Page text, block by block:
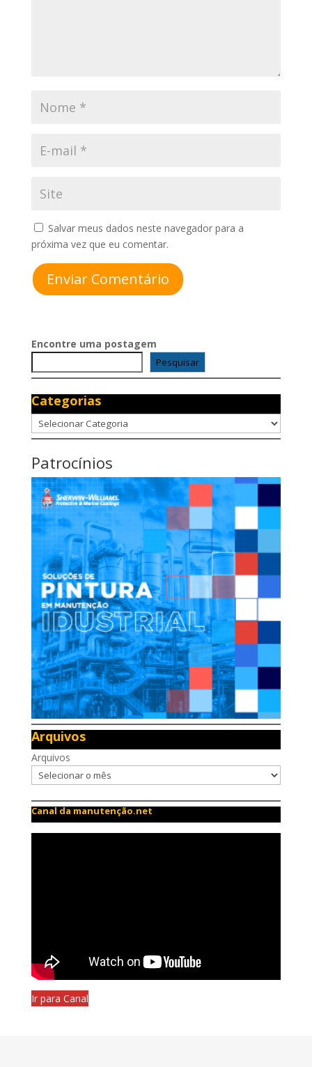
Salvar meus dados neste navegador para a
próxima vez que eu comentar.
Enviar Comentário
Encontre uma postagem
Pesquisar
Categorias
Categorias
Patrocínios
Arquivos
Arquivos
Canal da manutenção.net
Ir para Canal